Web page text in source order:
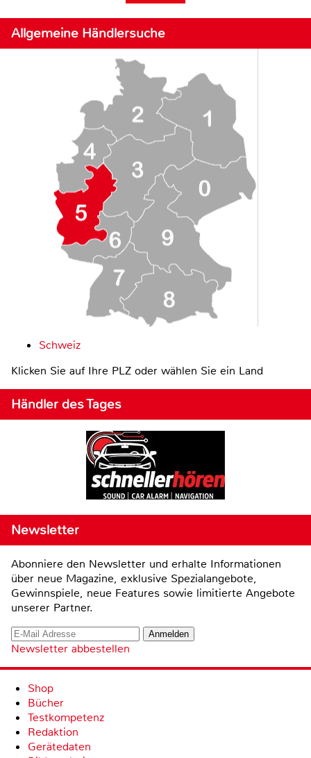
Allgemeine Händlersuche
Schweiz
Klicken Sie auf Ihre PLZ oder wählen Sie ein Land
Händler des Tages
Newsletter
Abonniere den Newsletter und erhalte Informationen
über neue Magazine, exklusive Spezialangebote,
Gewinnspiele, neue Features sowie limitierte Angebote
unserer Partner.
Newsletter abbestellen
Shop
Bücher
Testkompetenz
Redaktion
Gerätedaten